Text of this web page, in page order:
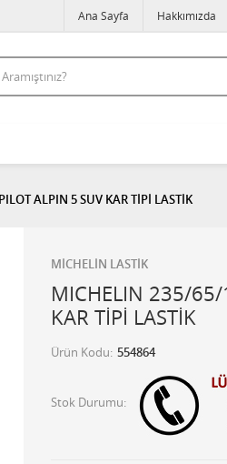
Ana Sayfa Hakkımızda
ALPIN 5 SUV KAR TİPİ LASTİK
MİCHELİN LASTİK
MICHELIN 235/65/
KAR TİPİ LASTİK
Ürün Kodu 554864
Stok Durumu